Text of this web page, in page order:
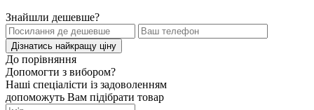
Знайшли дешевше?
Дізнатись найкращу ціну
До порівняння
Допомогти з вибором?
Наші спеціалісти із задоволенням
допоможуть Вам підібрати товар